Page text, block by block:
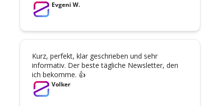
Evgeni W.
Kurz, perfekt, klar geschrieben und sehr
informativ. Der beste tägliche Newsletter, den
ich bekomme. 👍
Volker